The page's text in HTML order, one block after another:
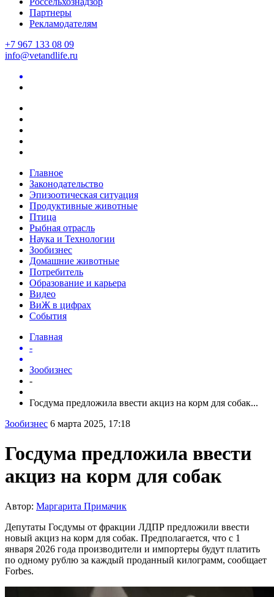
Партнеры
Рекламодателям
+7 967 133 08 09
info@vetandlife.ru
Главное
Законодательство
Эпизоотическая ситуация
Продуктивные животные
Птица
Рыбная отрасль
Наука и Технологии
Зообизнес
Домашние животные
Потребитель
Образование и карьера
Видео
ВиЖ в цифрах
События
Главная
-
Зообизнес
-
Госдума предложила ввести акциз на корм для собак...
Зообизнес 6 марта 2025, 17:18
Госдума предложила ввести
акциз на корм для собак
Автор: Маргарита Примачик
Депутаты Госдумы от фракции ЛДПР предложили ввести
новый акциз на корм для собак. Предполагается, что с 1
января 2026 года производители и импортеры будут платить
по одному рублю за каждый проданный килограмм, сообщает
Forbes.